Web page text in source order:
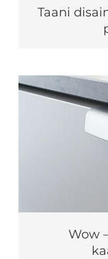
Taani
Wow